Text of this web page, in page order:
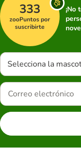
333
zooPuntos por
suscribirte
¡No
Selecciona la